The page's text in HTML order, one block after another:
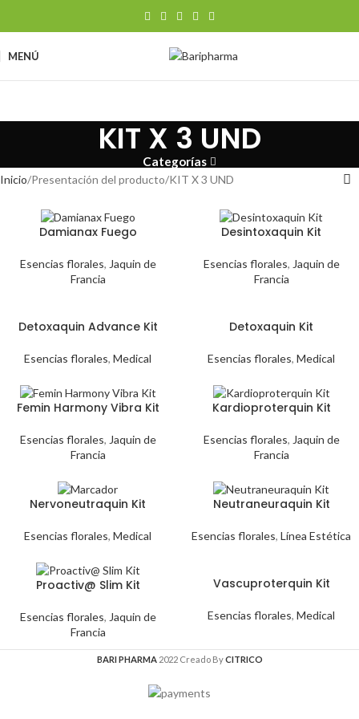
MENÚ
KIT X 3 UND
Categorías
Inicio Presentación del producto KIT X 3 UND
Damianax Fuego
Esencias florales, Jaquin de
Francia
Desintoxaquin Kit
Esencias florales, Jaquin de
Francia
Detoxaquin Advance Kit
Esencias florales, Medical
Detoxaquin Kit
Esencias florales, Medical
Femin Harmony Vibra Kit
Esencias florales, Jaquin de
Francia
Kardioproterquin Kit
Esencias florales, Jaquin de
Francia
Nervoneutraquin Kit
Esencias florales, Medical
Neutraneuraquin Kit
Esencias florales, Línea Estética
Proactiv@ Slim Kit
Esencias florales, Jaquin de
Francia
Vascuproterquin Kit
Esencias florales, Medical
BARI PHARMA 2022 Creado ByCITRICO